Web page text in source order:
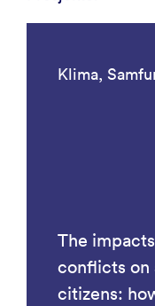
Klima,
The
conflicts on
citizens: